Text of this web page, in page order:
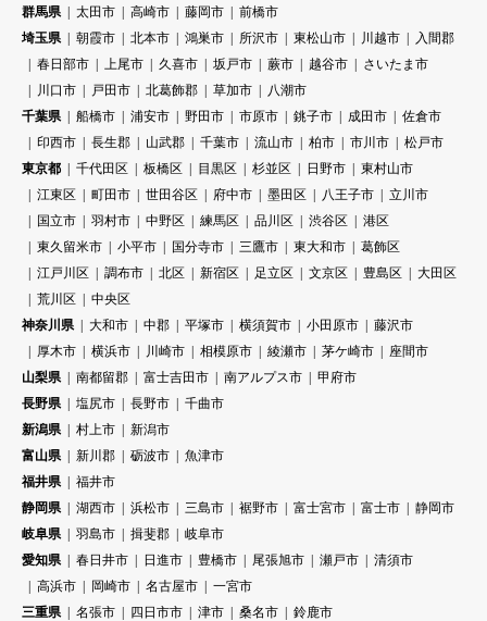
群馬県
太田市 高崎市 藤岡市
前橋市
埼玉県
朝霞市 北本市 鴻巣市 所沢市 東松山市 川越市
入間郡
春日部市
上尾市 久喜市 坂戸市 蕨市 越谷市
さいたま市
川口市
戸田市 北葛飾郡 草加市
八潮市
千葉県
船橋市 浦安市 野田市 市原市 銚子市 成田市
佐倉市
印西市
長生郡 山武郡 千葉市 流山市 柏市 市川市
松戸市
東京都
千代田区 板橋区 目黒区 杉並区 日野市
東村山市
江東区
町田市 世田谷区 府中市 墨田区 八王子市
立川市
国立市
羽村市 中野区 練馬区 品川区 渋谷区
港区
東久留米市
小平市 国分寺市 三鷹市 東大和市
葛飾区
江戸川区
調布市 北区 新宿区 足立区 文京区 豊島区
大田区
荒川区
中央区
神奈川県
大和市 中郡 平塚市 横須賀市 小田原市
藤沢市
厚木市
横浜市 川崎市 相模原市 綾瀬市 茅ケ崎市
座間市
山梨県
南都留郡 富士吉田市 南アルプス市
甲府市
長野県
塩尻市 長野市
千曲市
新潟県
村上市
新潟市
富山県
新川郡 砺波市
魚津市
福井県
福井市
静岡県
湖西市 浜松市 三島市 裾野市 富士宮市 富士市
静岡市
岐阜県
羽島市 揖斐郡
岐阜市
愛知県
春日井市 日進市 豊橋市 尾張旭市 瀬戸市
清須市
高浜市
岡崎市 名古屋市
一宮市
三重県
名張市 四日市市 津市 桑名市
鈴鹿市